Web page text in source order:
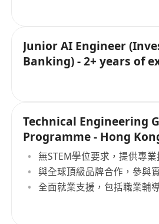
Junior AI Engineer
Banking) - 2+ years of
Technical Engineering
Programme - Hong
無STEM學位要求，提供專
與全球頂級品牌合作，參與
全面就業支援，包括職業輔